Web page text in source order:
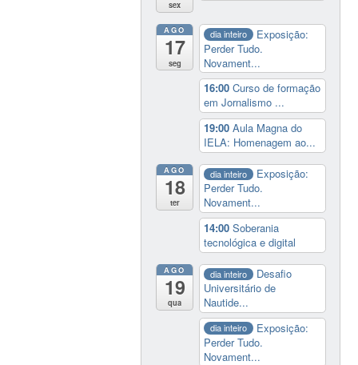
sex
AGO
17
seg
dia inteiro
Exposição:
Perder Tudo.
Novament...
16:00Curso de formação
em Jornalismo ...
19:00Aula Magna do
IELA: Homenagem ao...
AGO
18
ter
dia inteiro
Exposição:
Perder Tudo.
Novament...
14:00Soberania
tecnológica e digital
AGO
19
qua
dia inteiro
Desafio
Universitário de
Nautide...
dia inteiro
Exposição:
Perder Tudo.
Novament...